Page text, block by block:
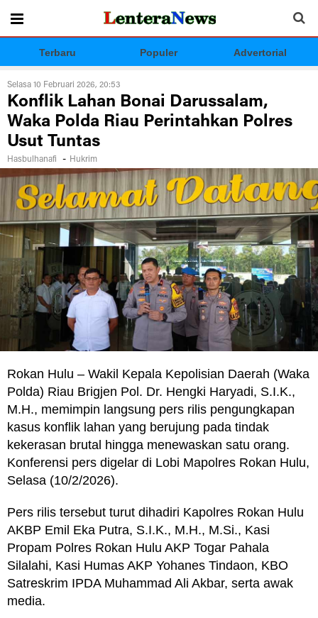
Terbaru Populer Advertorial
Selasa 10 Februari 2026, 20:53
Konflik Lahan Bonai Darussalam,
Waka Polda Riau Perintahkan Polres
Usut Tuntas
Hasbulhanafi - Hukrim
Rokan Hulu – Wakil Kepala Kepolisian Daerah (Waka
Polda) Riau Brigjen Pol. Dr. Hengki Haryadi, S.I.K.,
M.H., memimpin langsung pers rilis pengungkapan
kasus konflik lahan yang berujung pada tindak
kekerasan brutal hingga menewaskan satu orang.
Konferensi pers digelar di Lobi Mapolres Rokan Hulu,
Selasa (10/2/2026).
Pers rilis tersebut turut dihadiri Kapolres Rokan Hulu
AKBP Emil Eka Putra, S.I.K., M.H., M.Si., Kasi
Propam Polres Rokan Hulu AKP Togar Pahala
Silalahi, Kasi Humas AKP Yohanes Tindaon, KBO
Satreskrim IPDA Muhammad Ali Akbar, serta awak
media.